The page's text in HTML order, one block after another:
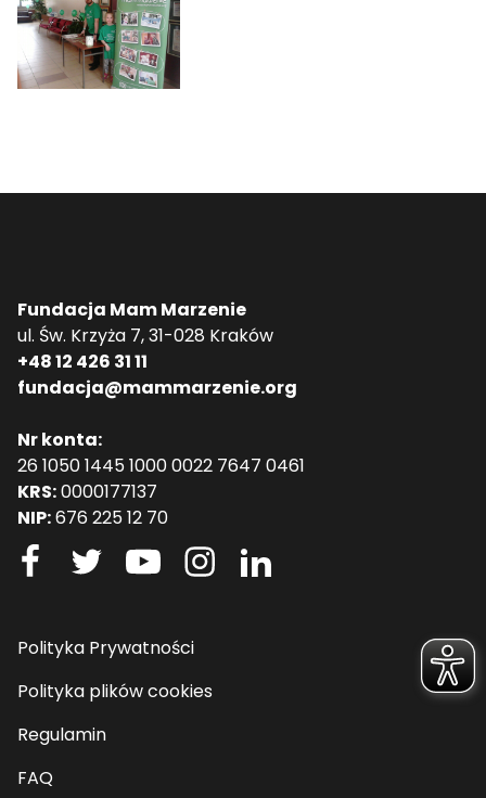
Fundacja Mam Marzenie
ul. Św. Krzyża 7, 31-028 Kraków
+48 12 426 31 11
fundacja@mammarzenie.org
Nr konta:
26 1050 1445 1000 0022 7647 0461
KRS:0000177137
NIP:676 225 12 70
Polityka Prywatności
Polityka plików cookies
Regulamin
FAQ